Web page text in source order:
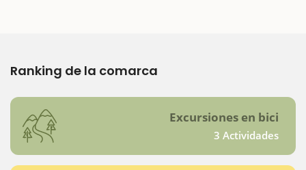
Ranking de la comarca
Excursiones en bici
3 Actividades